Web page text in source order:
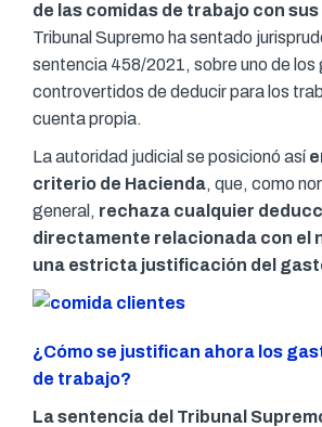
de las comidas de trabajo con
Tribunal Supremo ha sentado
sentencia 458/2021, sobre uno de los
controvertidos de deducir para los
cuenta propia.
La autoridad judicial se posicionó así
criterio de Hacienda, que, como
general, rechaza cualquier
directamente relacionada con el
una estricta justificación del
¿Cómo se justifican ahora los
de trabajo?
La sentencia del Tribunal